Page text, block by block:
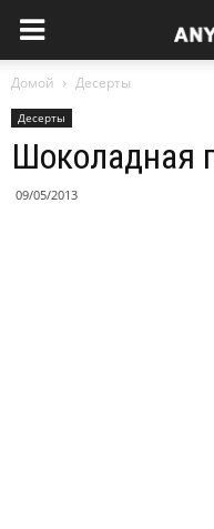
Домой Десерты
Десерты
Шоколадная
09/05/2013